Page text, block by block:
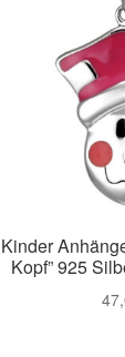
Kinder
Kopf” 925